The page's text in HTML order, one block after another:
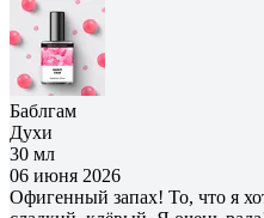
Баблгам
Духи
30 мл
06 июня 2026
Офигенный запах! То, что я